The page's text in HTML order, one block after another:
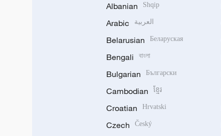
Albanian Shqip
Arabic العربية
Belarusian Беларуская
Bengali বাংলা
Bulgarian Български
Cambodian ខ្មែរ
Croatian Hrvatski
Czech Český